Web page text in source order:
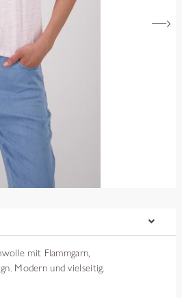
mit Flammgarn,
Modern und vielseitig.